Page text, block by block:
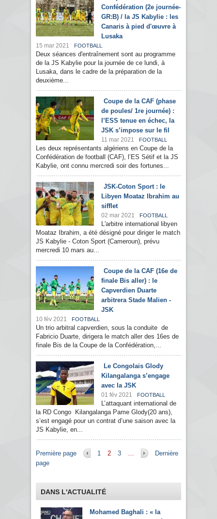
Confédération (2e journée-
GR:B) / la JS Kabylie : les
Canaris à pied d'œuvre à
Lusaka
15 mar 2021 FOOTBALL
Deux séances d'entraînement sont au programme
de la JS Kabylie pour la journée de ce lundi, à
Lusaka, dans le cadre de la préparation de la
deuxième...
Coupe de la CAF (phase
de poules/ 1re journée) :
l’ESS tenue en échec, la
JSK s’impose sur le fil
11 mar 2021 FOOTBALL
Les deux représentants algériens en Coupe de la
Confédération de football (CAF), l’ES Sétif et la JS
Kabylie, ont connu mercredi soir des fortunes...
JSK-Coton Sport : le
Libyen Moataz Ibrahim au
sifflet
02 mar 2021 FOOTBALL
L'arbitre international libyen
Moataz Ibrahim, a été désigné pour diriger le match
JS Kabylie - Coton Sport (Cameroun), prévu
mercredi 10 mars au...
Coupe de la CAF (16e de
finale Bis aller) : le
Capverdien Duarte
arbitrera Stade Malien -
JSK
10 fév 2021 FOOTBALL
Un trio arbitral capverdien, sous la conduite de
Fabricio Duarte, dirigera le match aller des 16es de
finale Bis de la Coupe de la Confédération,...
Le Congolais Glody
Kilangalanga s’engage
avec la JSK
01 fév 2021 FOOTBALL
L’attaquant international de
la RD Congo Kilangalanga Pame Glody(20 ans),
s’est engagé pour un contrat d’une saison avec la
JS Kabylie, en...
Pages
Première page 1 2 3 …
Dernière
page
DANS L'ACTUALITÉ
Mohamed Baghali : « la